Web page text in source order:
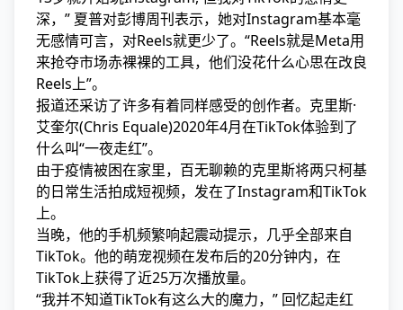
深，” 夏普对彭博周刊表示，她对Instagram基本毫
无感情可言，对Reels就更少了。“Reels就是Meta用
来抢夺市场赤裸裸的工具，他们没花什么心思在改良
Reels上”。
报道还采访了许多有着同样感受的创作者。克里斯·
艾奎尔(Chris Equale)2020年4月在TikTok体验到了
什么叫“一夜走红”。
由于疫情被困在家里，百无聊赖的克里斯将两只柯基
的日常生活拍成短视频，发在了Instagram和TikTok
上。
当晚，他的手机频繁响起震动提示，几乎全部来自
TikTok。他的萌宠视频在发布后的20分钟内，在
TikTok上获得了近25万次播放量。
“我并不知道TikTok有这么大的魔力，” 回忆起走红